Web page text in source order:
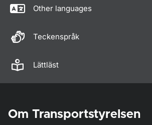
Other languages
Teckenspråk
Lättläst
Om Transportstyrelsen